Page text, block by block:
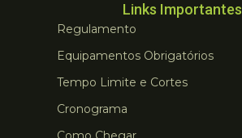
Links Importantes
Regulamento
Equipamentos Obrigatórios
Tempo Limite e Cortes
Cronograma